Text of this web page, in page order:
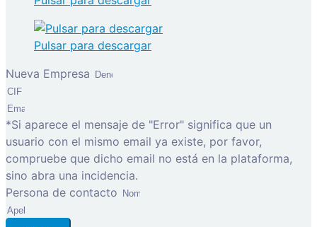
Pulsar para descargar
Nueva Empresa
*Si aparece el mensaje de "Error" significa que un
usuario con el mismo email ya existe, por favor,
compruebe que dicho email no está en la plataforma,
sino abra una incidencia.
Persona de contacto